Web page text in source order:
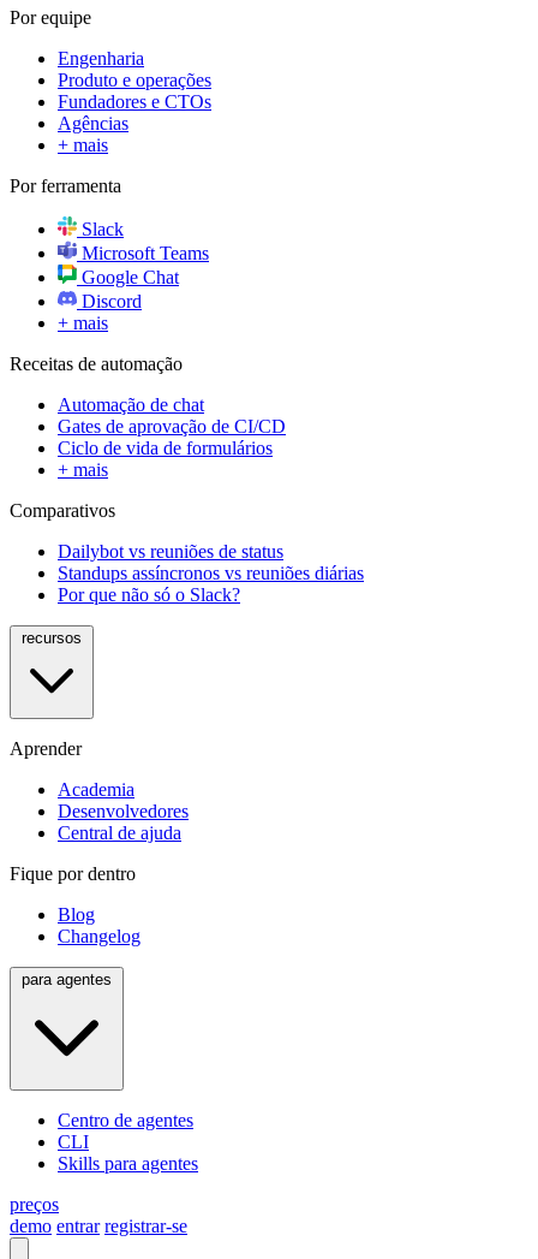
Por equipe
Engenharia
Produto e operações
Fundadores e CTOs
Agências
+ mais
Por ferramenta
Slack
Microsoft Teams
Google Chat
Discord
+ mais
Receitas de automação
Automação de chat
Gates de aprovação de CI/CD
Ciclo de vida de formulários
+ mais
Comparativos
Dailybot vs reuniões de status
Standups assíncronos vs reuniões diárias
Por que não só o Slack?
Aprender
Academia
Desenvolvedores
Central de ajuda
Fique por dentro
Blog
Changelog
Centro de agentes
CLI
Skills para agentes
preços
demo entrar registrar-se